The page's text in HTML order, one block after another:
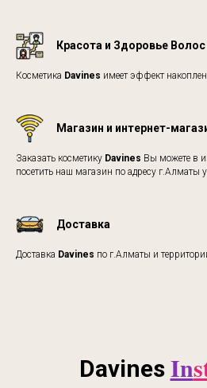
Красота и Здоровье
Косметика Davines имеет эффект
Магазин и интернет-
Заказать косметику Davines Вы можете в
посетить наш магазин по адресу г.Алматы
Доставка
Доставка Davines по г.Алматы и
Davines In